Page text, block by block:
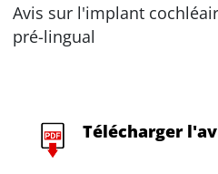
Avis sur l'implant
pré-lingual
Télécharger